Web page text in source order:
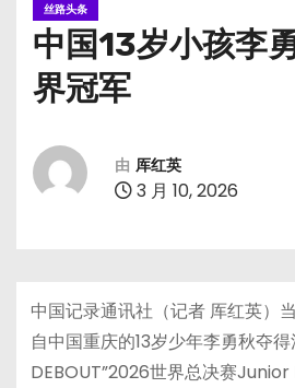
丝路头条
中国13岁小孩李
界冠军
由 厍红英
3 月 10, 2026
中国记录通讯社（记者 厍红英）
自中国重庆的13岁少年李勇秋夺得
DEBOUT”2026世界总决赛